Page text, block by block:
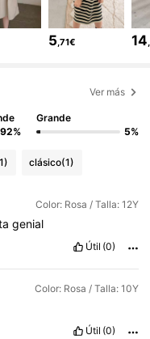
5,71€ 14
Ver más
92%
Grande
5%
clásico(1)
Color: Rosa / Talla: 12Y
genial
Útil (0)
Color: Rosa / Talla: 10Y
Útil (0)